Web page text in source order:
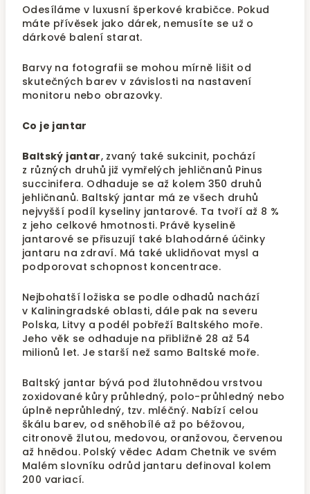
Odesíláme v luxusní šperkové krabičce. Pokud
máte přívěsek jako dárek, nemusíte se už o
dárkové balení starat.
Barvy na fotografii se mohou mírně lišit od
skutečných barev v závislosti na nastavení
monitoru nebo obrazovky.
Co je jantar
Baltský jantar, zvaný také sukcinit, pochází
z různých druhů již vymřelých jehličnanů Pinus
succinifera. Odhaduje se až kolem 350 druhů
jehličnanů. Baltský jantar má ze všech druhů
nejvyšší podíl kyseliny jantarové. Ta tvoří až 8 %
z jeho celkové hmotnosti. Právě kyselině
jantarové se přisuzují také blahodárné účinky
jantaru na zdraví. Má také uklidňovat mysl a
podporovat schopnost koncentrace.
Nejbohatší ložiska se podle odhadů nachází
v Kaliningradské oblasti, dále pak na severu
Polska, Litvy a podél pobřeží Baltského moře.
Jeho věk se odhaduje na přibližně 28 až 54
milionů let. Je starší než samo Baltské moře.
Baltský jantar bývá pod žlutohnědou vrstvou
zoxidované kůry průhledný, polo-průhledný nebo
úplně neprůhledný, tzv. mléčný. Nabízí celou
škálu barev, od sněhobílé až po béžovou,
citronově žlutou, medovou, oranžovou, červenou
až hnědou. Polský vědec Adam Chetnik ve svém
Malém slovníku odrůd jantaru definoval kolem
200 variací.